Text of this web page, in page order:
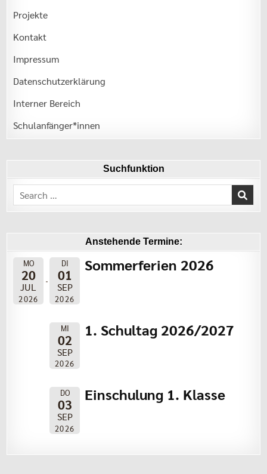
Projekte
Kontakt
Impressum
Datenschutzerklärung
Interner Bereich
Schulanfänger*innen
Suchfunktion
Search
for:
Anstehende Termine:
MO
20
JUL
2026
DI
01
SEP
2026
Sommerferien 2026
MI
02
SEP
2026
1. Schultag 2026/2027
DO
03
SEP
2026
Einschulung 1. Klasse